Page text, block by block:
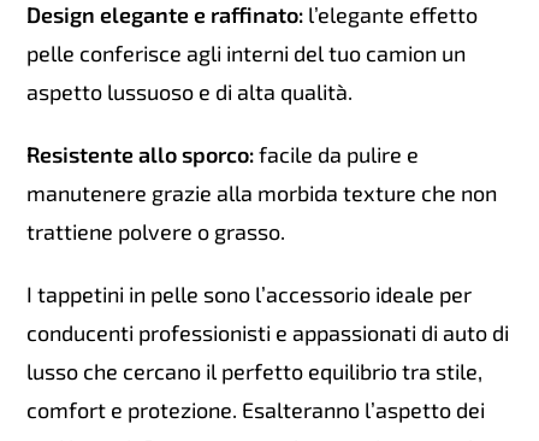
Design elegante e raffinato: l’elegante effetto
pelle conferisce agli interni del tuo camion un
aspetto lussuoso e di alta qualità.
Resistente allo sporco:facile da pulire e
manutenere grazie alla morbida texture che non
trattiene polvere o grasso.
I tappetini in pelle sono l’accessorio ideale per
conducenti professionisti e appassionati di auto di
lusso che cercano il perfetto equilibrio tra stile,
comfort e protezione. Esalteranno l’aspetto dei